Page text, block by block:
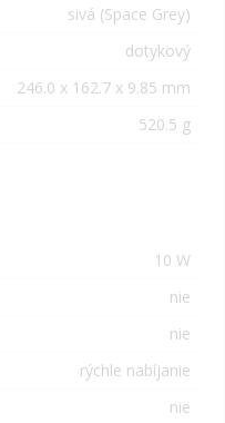
sivá (Space Grey)
dotykový
246.0 x 162.7 x 9.85 mm
520.5 g
10 W
nie
nie
rýchle nabíjanie
nie